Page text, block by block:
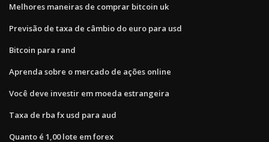
Melhores maneiras de comprar bitcoin uk
Previsão de taxa de câmbio do euro para usd
Bitcoin para rand
Aprenda sobre o mercado de ações online
Você deve investir em moeda estrangeira
Taxa de rba fx usd para aud
Quanto é 1,00 lote em forex